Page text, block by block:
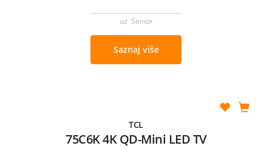
uz Senior
Saznaj više
TCL
75C6K 4K QD-Mini LED TV